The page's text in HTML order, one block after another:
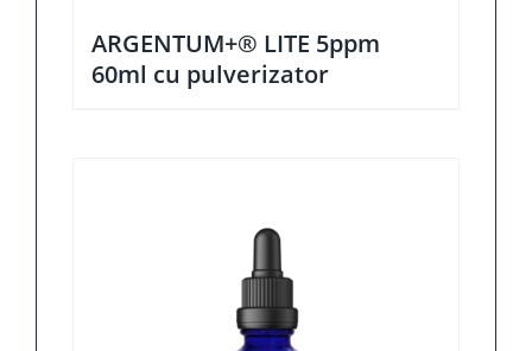
ARGENTUM+® LITE 5ppm
60ml cu pulverizator